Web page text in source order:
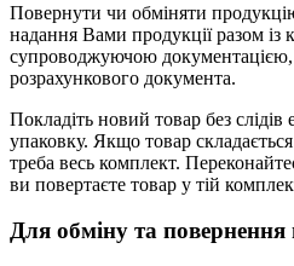
Повернути чи обміняти
надання Вами продукції разом із
супроводжуючою документацією,
розрахункового документа.
Покладіть новий товар без слідів
упаковку. Якщо товар
треба весь комплект.
ви повертаєте товар у тій
Для обміну та повернення